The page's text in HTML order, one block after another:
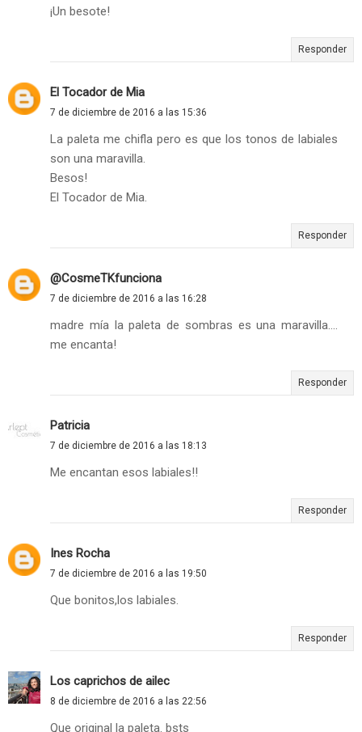
¡Un besote!
Responder
El Tocador de Mia
7 de diciembre de 2016 a las 15:36
La paleta me chifla pero es que los tonos de labiales
son una maravilla.
Besos!
El Tocador de Mia.
Responder
@CosmeTKfunciona
7 de diciembre de 2016 a las 16:28
madre mía la paleta de sombras es una maravilla....
me encanta!
Responder
Patricia
7 de diciembre de 2016 a las 18:13
Me encantan esos labiales!!
Responder
Ines Rocha
7 de diciembre de 2016 a las 19:50
Que bonitos,los labiales.
Responder
Los caprichos de ailec
8 de diciembre de 2016 a las 22:56
Que original la paleta. bsts